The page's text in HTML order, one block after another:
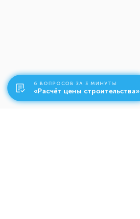
6 ВОПРОСОВ ЗА 3 МИНУТЫ
«Расчёт цены строительства»